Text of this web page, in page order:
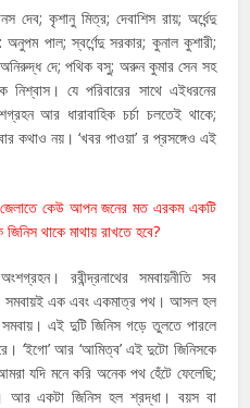
দেব; কৃশানু মিত্র; দেবাশিস রায়; অর্ধেন্দু
পাল; স্বর্ণেন্দু সরকার; কুনাল কুশারী;
অনিরুদ্ধ দে; পথিক বসু; অরুন কুমার সেন সহ
যে পরিবারের সাথে এইধরনের
আর ধারাবাহিক চর্চা চলতেই থাকে;
কথাও নয়। ‘খবর পাওয়া’ র প্রসঙ্গেও এই
জেলাতে কেউ আপন জনের মত এরকম একটি
থাকে মাথায় রাখতে হবে?
রবীন্দ্রনাথের সমবায়নীতি সব
সমবায়ই এক এবং একমাত্র পথ। আসল হল
সমবায়। এই দুটি জিনিস গড়ে তুলতে পারলে
‘ইগো’ আর ‘আমিত্ব’ এই দুটো জিনিসকে
যদি মনে করি অনেক পথ হেঁটে ফেলেছি;
আর একটা জিনিস হল শ্রদ্ধা। বয়স বা